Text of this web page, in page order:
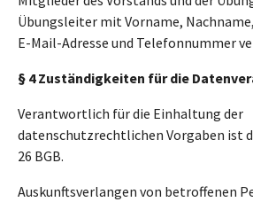
Übungsleiter mit Vorname,
E-Mail-Adresse und Telefonnummer
§ 4 Zuständigkeiten für die
Verantwortlich für die Einhaltung der
datenschutzrechtlichen Vorgaben ist
26 BGB.
Auskunftsverlangen von betroffenen